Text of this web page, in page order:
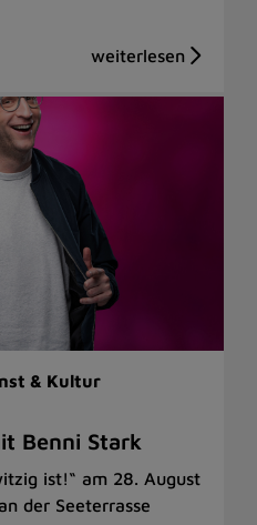
& Kultur
Benni Stark
ist!“ am 28. August
der Seeterrasse